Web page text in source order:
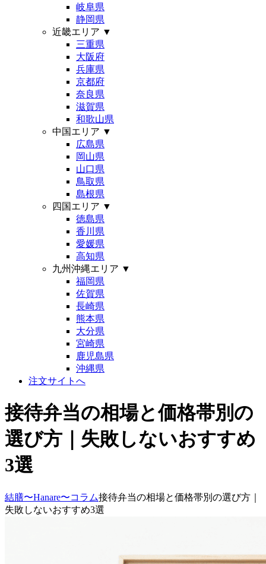
岐阜県
静岡県
近畿エリア ▼
三重県
大阪府
兵庫県
京都府
奈良県
滋賀県
和歌山県
中国エリア ▼
広島県
岡山県
山口県
鳥取県
島根県
四国エリア ▼
徳島県
香川県
愛媛県
高知県
九州沖縄エリア ▼
福岡県
佐賀県
長崎県
熊本県
大分県
宮崎県
鹿児島県
沖縄県
注文サイトへ
接待弁当の相場と価格帯別の
選び方｜失敗しないおすすめ
3選
結膳〜Hanare〜コラム接待弁当の相場と価格帯別の選び方｜
失敗しないおすすめ3選